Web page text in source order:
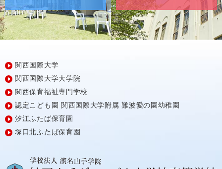
関西国際大学
関西国際大学大学院
関西保育福祉専門学校
認定こども園 関西国際大学附属 難波愛の園幼稚園
汐江ふたば保育園
塚口北ふたば保育園